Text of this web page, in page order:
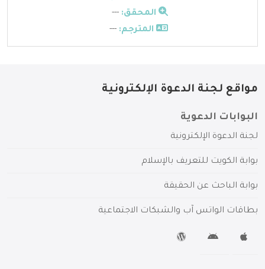
المحقق: ---
المترجم: ---
مواقع لجنة الدعوة الإلكترونية
البوابات الدعوية
لجنة الدعوة الإلكترونية
بوابة الكويت للتعريف بالإسلام
بوابة الباحث عن الحقيقة
بطاقات الواتس آب والشبكات الاجتماعية